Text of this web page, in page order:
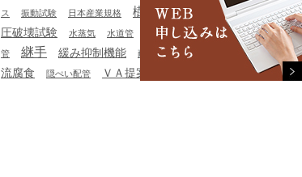
ス 振動試験 日本産業規格 樹脂管 機械加工
水
圧破壊試験
水蒸気 水道管 熱交換 研修 給湯配
管 継手 緩み抑制機能 耐食性 解氷
流腐食
隠ぺい配管 ＶＡ提案